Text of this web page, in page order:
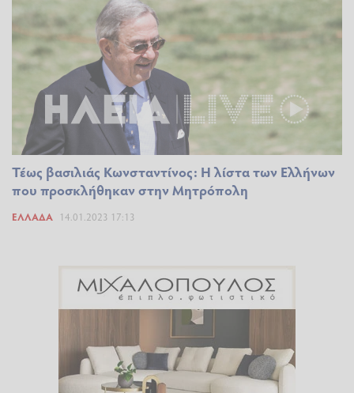
Τέως βασιλιάς Κωνσταντίνος: Η λίστα των Ελλήνων
που προσκλήθηκαν στην Μητρόπολη
ΕΛΛΆΔΑ 14.01.2023 17:13